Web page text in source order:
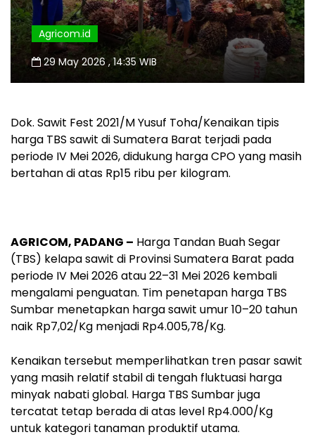
Agricom.id
29 May 2026 , 14:35 WIB
Dok. Sawit Fest 2021/M Yusuf Toha/Kenaikan tipis
harga TBS sawit di Sumatera Barat terjadi pada
periode IV Mei 2026, didukung harga CPO yang masih
bertahan di atas Rp15 ribu per kilogram.
AGRICOM, PADANG – Harga Tandan Buah Segar
(TBS) kelapa sawit di Provinsi Sumatera Barat pada
periode IV Mei 2026 atau 22–31 Mei 2026 kembali
mengalami penguatan. Tim penetapan harga TBS
Sumbar menetapkan harga sawit umur 10–20 tahun
naik Rp7,02/Kg menjadi Rp4.005,78/Kg.
Kenaikan tersebut memperlihatkan tren pasar sawit
yang masih relatif stabil di tengah fluktuasi harga
minyak nabati global. Harga TBS Sumbar juga
tercatat tetap berada di atas level Rp4.000/Kg
untuk kategori tanaman produktif utama.